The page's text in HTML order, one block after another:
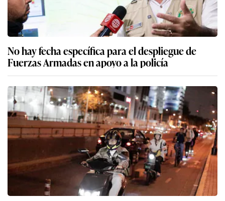
No hay fecha específica para el despliegue de
Fuerzas Armadas en apoyo a la policía